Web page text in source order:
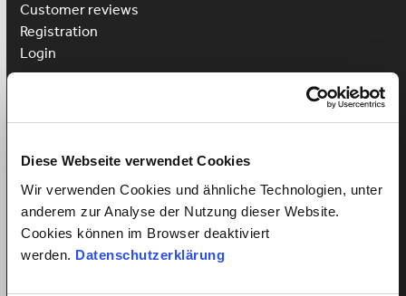
Diese Webseite verwendet Cookies
Wir verwenden Cookies und ähnliche Technologien, unter
anderem zur Analyse der Nutzung dieser Website.
Cookies können im Browser deaktiviert
werden. Datenschutzerklärung
Customer reviews
Registration
Login
Employee registration
Employee login
Win a Language Course